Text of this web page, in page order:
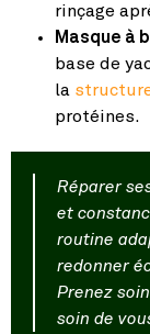
rinçage
Masque à
base de
la
protéines.
Réparer
et
routine
redonner
Prenez
soin de